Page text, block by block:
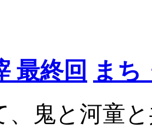
最終回 まち
鬼と河童